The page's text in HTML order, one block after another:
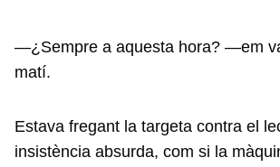
—¿Sempre a aquesta hora? —em
matí.
Estava fregant la targeta contra el
insistència absurda, com si la